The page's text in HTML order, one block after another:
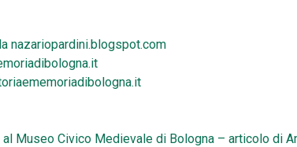
nazariopardini.blogspot.com
Museo Civico Medievale di Bologna – articolo di